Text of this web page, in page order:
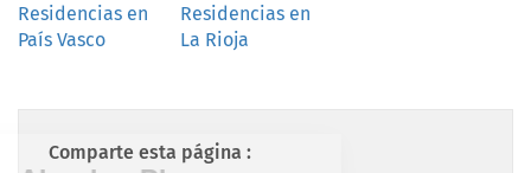
Residencias en
País Vasco
Residencias en
La Rioja
Comparte esta página :